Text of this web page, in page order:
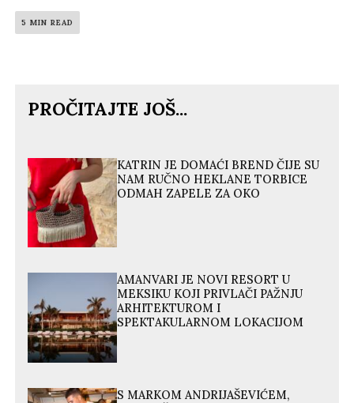
5 MIN READ
PROČITAJTE JOŠ...
KATRIN JE DOMAĆI BREND ČIJE SU
NAM RUČNO HEKLANE TORBICE
ODMAH ZAPELE ZA OKO
AMANVARI JE NOVI RESORT U
MEKSIKU KOJI PRIVLAČI PAŽNJU
ARHITEKTUROM I
SPEKTAKULARNOM LOKACIJOM
S MARKOM ANDRIJAŠEVIĆEM,